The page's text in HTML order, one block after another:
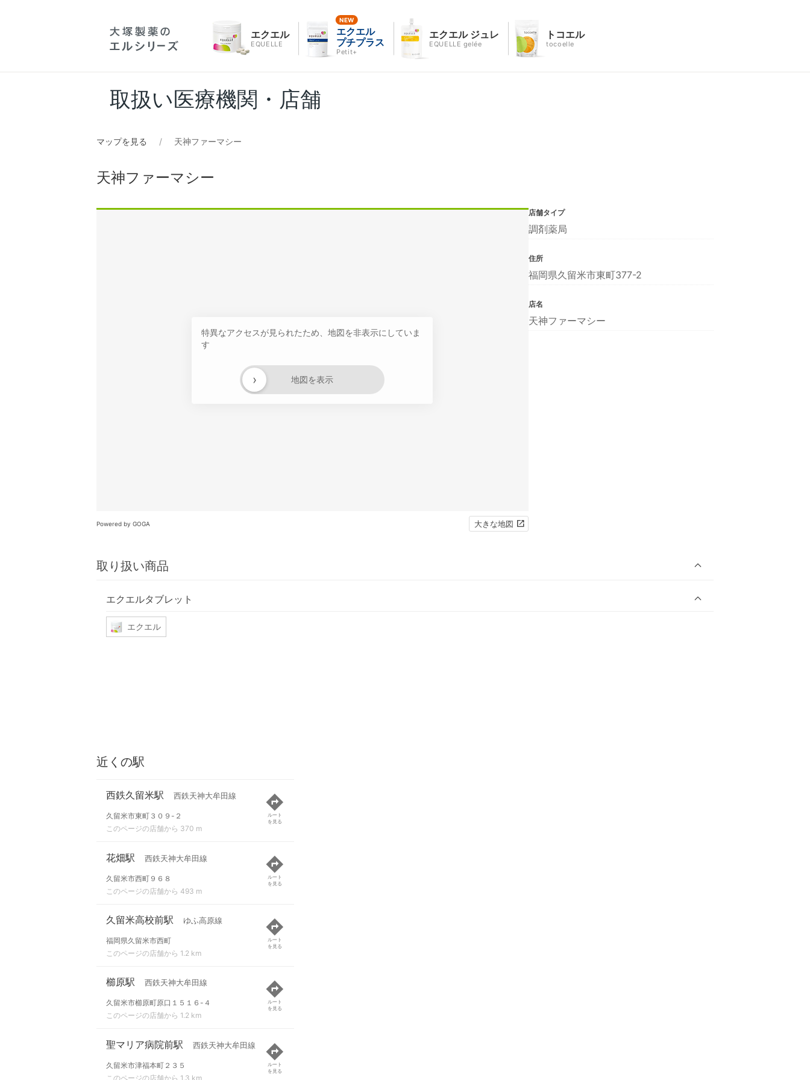
エクエル
EQUELLE
エクエル
プチプラス
Petit+
エクエル ジュレ
EQUELLE gelée
トコエル
tocoelle
取扱い医療機関・店舗
マップを見る 天神ファーマシー
天神ファーマシー
特異なアクセスが見られたため、地図を非表示にしていま
す
地図を表示
›
Powered by GOGA 大きな地図
取り扱い商品
エクエルタブレット
エクエル
店舗タイプ
調剤薬局
住所
福岡県久留米市東町377-2
店名
天神ファーマシー
近くの駅
西鉄久留米駅 西鉄天神大牟田線
久留米市東町３０９-２
このページの店舗から 370 m
ルート
を見る
花畑駅 西鉄天神大牟田線
久留米市西町９６８
このページの店舗から 493 m
ルート
を見る
久留米高校前駅 ゆふ高原線
福岡県久留米市西町
このページの店舗から 1.2 km
ルート
を見る
櫛原駅 西鉄天神大牟田線
久留米市櫛原町原口１５１６-４
このページの店舗から 1.2 km
ルート
を見る
聖マリア病院前駅 西鉄天神大牟田線
久留米市津福本町２３５
このページの店舗から 1.3 km
ルート
を見る